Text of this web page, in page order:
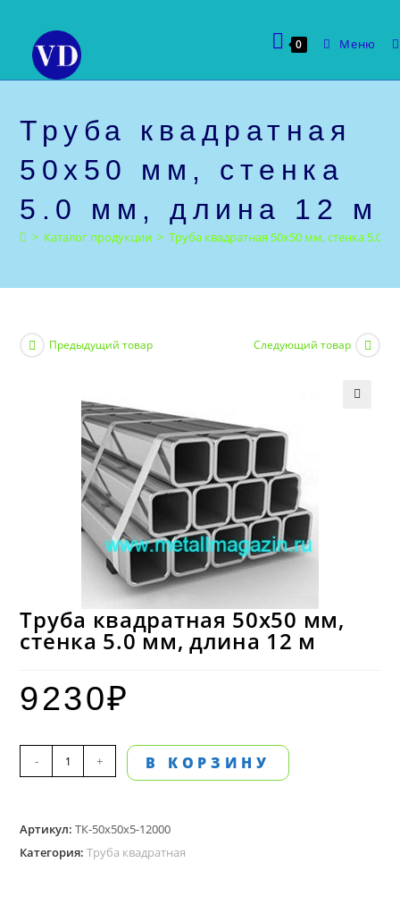
содержимому
0 Меню
Труба квадратная
50х50 мм, стенка
5.0 мм, длина 12 м
> Каталог продукции > Труба квадратная 50х50 мм, стенка 5.0
Предыдущий товар Следующий товар
Труба квадратная 50х50 мм,
стенка 5.0 мм, длина 12 м
9230₽
Количество
товара
квадратная
50х50
- + В КОРЗИНУ
Артикул:ТК-50х50х5-12000
Категория:Труба квадратная